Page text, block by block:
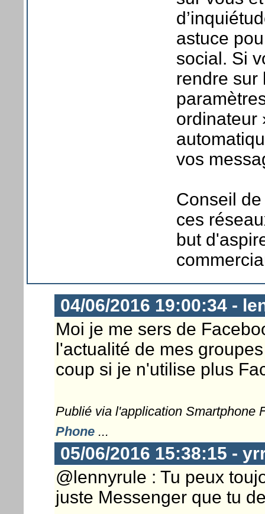
astuce
social. Si
rendre sur
ordinateur
vos
Conseil
ces
but
04/06/2016 19:00:34 -
Moi je me sers de
l'actualité de mes
coup si je n'utilise plus
Publié via l'application Smartphone
Phone...
05/06/2016 15:38:15 -
@lennyrule : Tu peux
juste Messenger que tu